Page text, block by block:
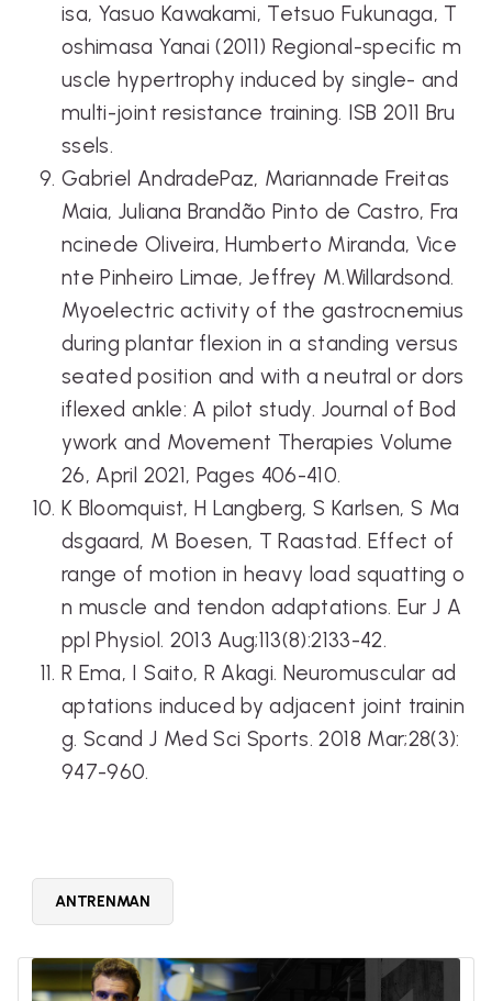
isa, Yasuo Kawakami, Tetsuo Fukunaga, T
oshimasa Yanai (2011) Regional-specific m
uscle hypertrophy induced by single- and
multi-joint resistance training. ISB 2011 Bru
ssels.
Gabriel AndradePaz, Mariannade Freitas
Maia, Juliana Brandão Pinto de Castro, Fra
ncinede Oliveira, Humberto Miranda, Vice
nte Pinheiro Limae, Jeffrey M.Willardsond.
Myoelectric activity of the gastrocnemius
during plantar flexion in a standing versus
seated position and with a neutral or dors
iflexed ankle: A pilot study. Journal of Bod
ywork and Movement Therapies Volume
26, April 2021, Pages 406-410.
K Bloomquist, H Langberg, S Karlsen, S Ma
dsgaard, M Boesen, T Raastad. Effect of
range of motion in heavy load squatting o
n muscle and tendon adaptations. Eur J A
ppl Physiol. 2013 Aug;113(8):2133-42.
R Ema, I Saito, R Akagi. Neuromuscular ad
aptations induced by adjacent joint trainin
g. Scand J Med Sci Sports. 2018 Mar;28(3):
947-960.
ANTRENMAN